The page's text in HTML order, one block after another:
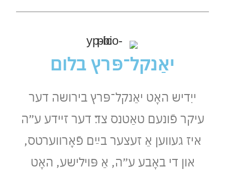
יאַנקל־פּרץ בלום
ייִדיש האָט יאַנקל־פּרץ בירושה דער
עיקר פֿונעם טאַטנס צד׃ דער זײדע ע״ה
איז געװען אַ זעצער בײַם פֿאָרװערטס,
און די באָבע ע״ה, אַ פּױלישע, האָט